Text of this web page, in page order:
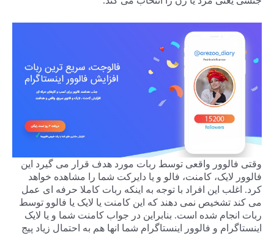
وقتی فالوور واقعی توسط ربات مورد هدف قرار می گیرد این
فالوور لایک، کامنت، فالو و یا دایرکت شما را مشاهده خواهد
کرد. اغلب این افراد با توجه به اینکه ربات کاملا حرفه ای عمل
می کند تشخیص نمی دهند که این کامنت یا لایک یا فالوو توسط
ربات انجام شده است. بنابراین در جواب کامنت شما و یا لایک
اینستاگرام و فالوور اینستاگرام شما انها هم به احتمال زیاد پیج